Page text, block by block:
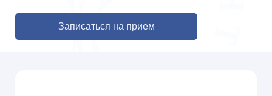
Записаться на прием